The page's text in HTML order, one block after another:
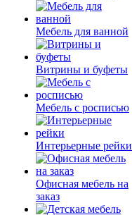
Мебель для ванной
Витрины и буфеты
Мебель с росписью
Интерьерные рейки
Офисная мебель на
заказ